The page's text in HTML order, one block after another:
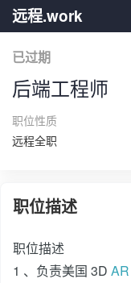
远程.work
已过期
后端工程师
职位性质
远程全职
职位描述
职位描述
1 、负责美国 3D AR